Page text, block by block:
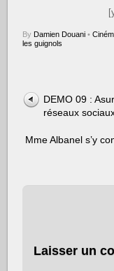
By Damien Douani •
les guignols
DEMO 09 :
réseaux
Mme Albanel s’y
Laisser un